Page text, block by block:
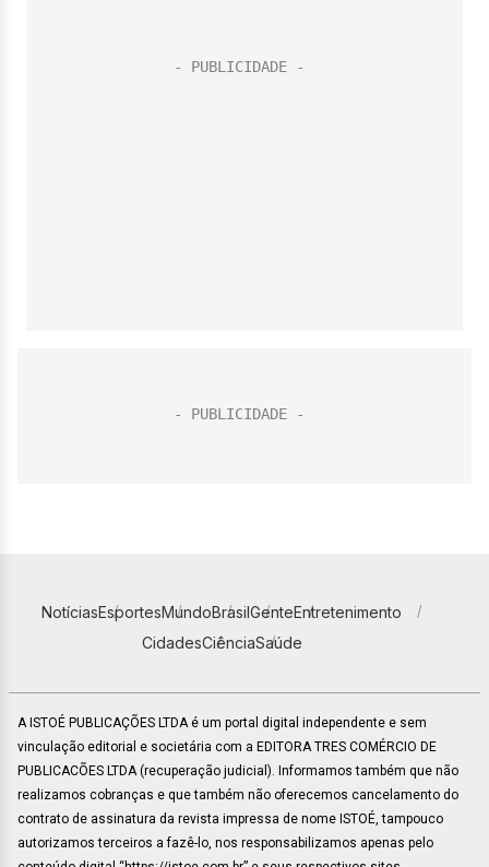
NotíciasEsportesMundoBrasilGenteEntretenimento
CidadesCiênciaSaúde
A ISTOÉ PUBLICAÇÕES LTDA é um portal digital independente e sem
vinculação editorial e societária com a EDITORA TRES COMÉRCIO DE
PUBLICACÕES LTDA (recuperação judicial). Informamos também que não
realizamos cobranças e que também não oferecemos cancelamento do
contrato de assinatura da revista impressa de nome ISTOÉ, tampouco
autorizamos terceiros a fazê-lo, nos responsabilizamos apenas pelo